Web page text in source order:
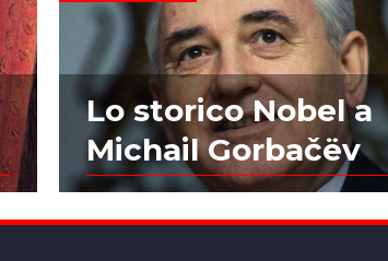
Lo storico Nobel a
Michail Gorbačëv